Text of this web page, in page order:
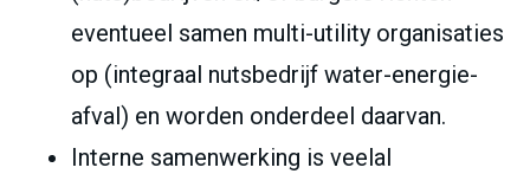
eventueel samen multi-utility organisaties
op (integraal nutsbedrijf water-energie-
afval) en worden onderdeel daarvan.
Interne samenwerking is veelal